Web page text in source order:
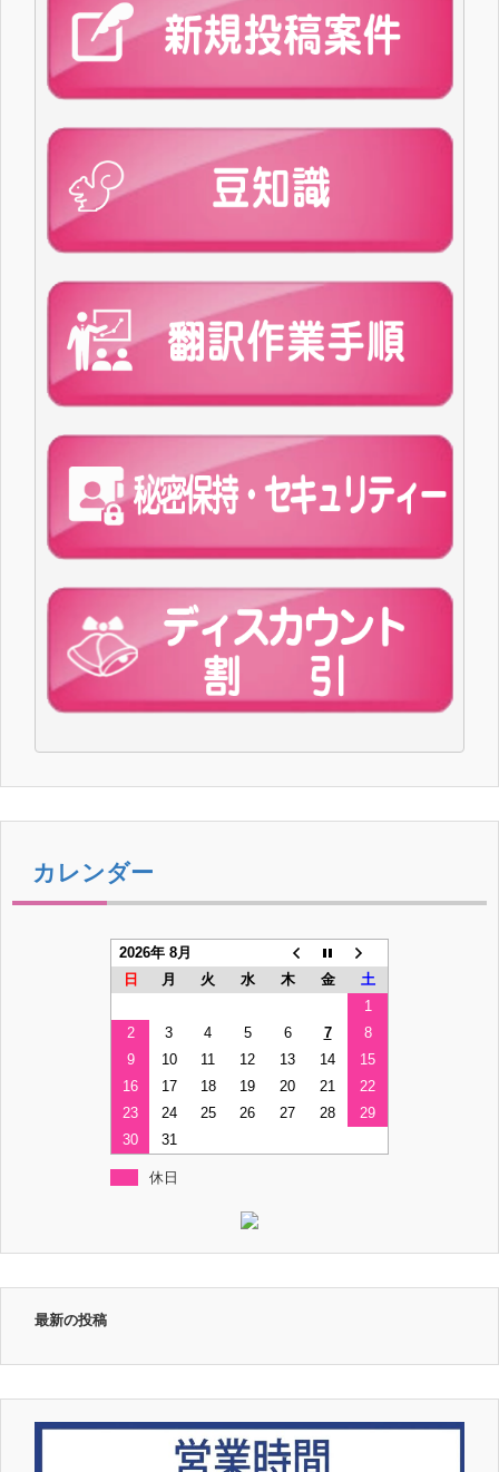
カレンダー
2026年 8月
日
月 火 水 木 金
土
1
2
3 4 5 6 7
8
9
10 11 12 13 14
15
16
17 18 19 20 21
22
23
24 25 26 27 28
29
30
31
休日
最新の投稿